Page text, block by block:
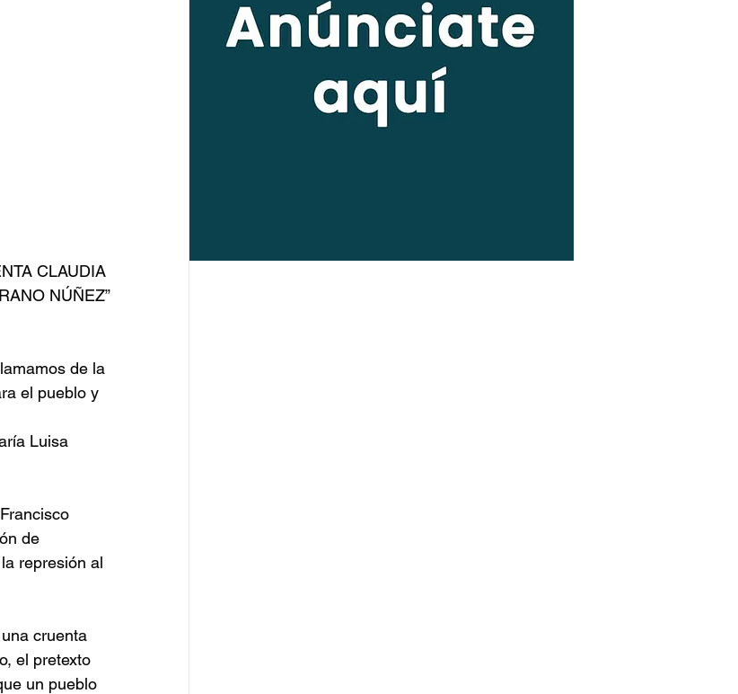
CLAUDIA
NÚÑEZ”
de la
el pueblo y
Luisa
de
represión al
cruenta
el pretexto
un pueblo